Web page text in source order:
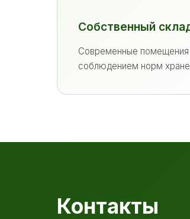
Собственный
Современные помещения
соблюдением норм
Контакты